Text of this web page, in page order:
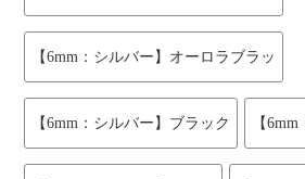
【6mm：シルバー】オーロラブラッ
【6mm：シルバー】ブラック 【